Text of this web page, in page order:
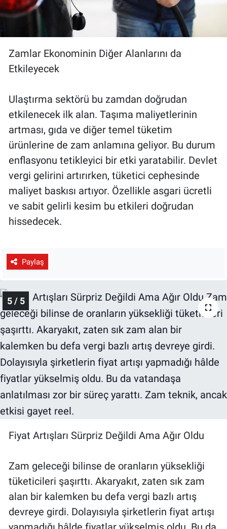
Zamlar Ekonominin Diğer Alanlarını da
Etkileyecek
Ulaştırma sektörü bu zamdan doğrudan
etkilenecek ilk alan. Taşıma maliyetlerinin
artması, gıda ve diğer temel tüketim
ürünlerine de zam anlamına geliyor. Bu durum
enflasyonu tetikleyici bir etki yaratabilir. Devlet
vergi gelirini artırırken, tüketici cephesinde
maliyet baskısı artıyor. Özellikle asgari ücretli
ve sabit gelirli kesim bu etkileri doğrudan
hissedecek.
Paylaş
5 / 5
Fiyat Artışları Sürpriz Değildi Ama Ağır Oldu
Zam geleceği bilinse de oranların yüksekliği
tüketicileri şaşırttı. Akaryakıt, zaten sık zam
alan bir kalemken bu defa vergi bazlı artış
devreye girdi. Dolayısıyla şirketlerin fiyat artışı